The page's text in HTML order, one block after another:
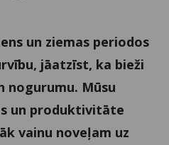
un ziemas periodos
jāatzīst, ka bieži
nogurumu. Mūsu
un produktivitāte
vainu noveļam uz